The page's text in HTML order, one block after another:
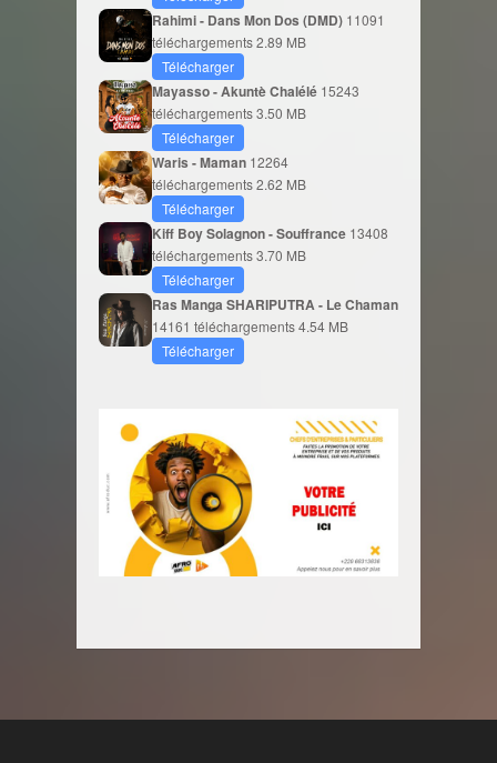
Rahimi - Dans Mon Dos (DMD) 11091
téléchargements2.89 MB
Télécharger
Mayasso - Akuntè Chalélé 15243
téléchargements3.50 MB
Télécharger
Waris - Maman 12264
téléchargements2.62 MB
Télécharger
Kiff Boy Solagnon - Souffrance 13408
téléchargements3.70 MB
Télécharger
Ras Manga SHARIPUTRA - Le Chaman
14161 téléchargements4.54 MB
Télécharger